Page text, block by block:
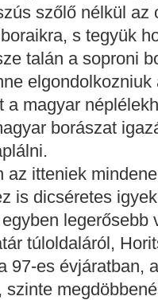
szőlő nélkül
s tegyük
talán a soproni
a magyar
borászat
az itteniek
is dicséretes
legerősebb
túloldaláról,
97-es évjáratban,
szinte